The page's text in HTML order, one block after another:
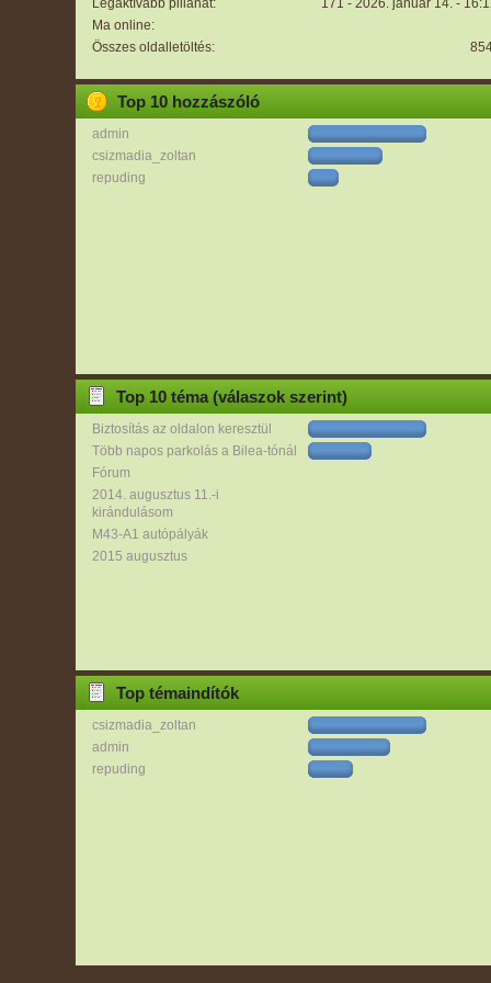
Ma online:
Összes oldalletöltés:
Top 10 hozzászóló
admin
csizmadia_zoltan
repuding
Top 10 téma (válaszok szerint)
Biztosítás az oldalon keresztül
Több napos parkolás a Bilea-tónál
Fórum
2014. augusztus 11.-i
kirándulásom
M43-A1 autópályák
2015 augusztus
Top témaindítók
csizmadia_zoltan
admin
repuding